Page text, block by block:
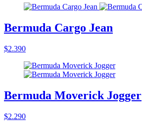
Bermuda Cargo Jean
$2.390
Bermuda Moverick Jogger
$2.290